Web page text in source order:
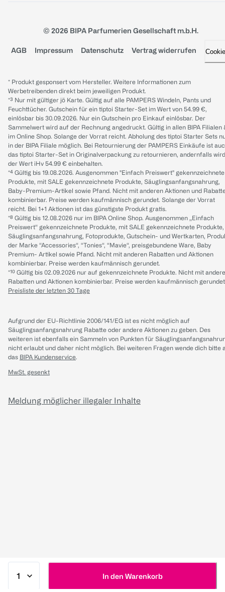
In den Warenkorb
© 2026 BIPA Parfumerien Gesellschaft m.b.H.
AGB Impressum Datenschutz Vertrag widerrufen
* Produkt gesponsert vom Hersteller. Weitere Informationen zum
Werbetreibenden direkt beim jeweiligen Produkt.
*³ Nur mit gültiger jö Karte. Gültig auf alle PAMPERS Windeln, Pants und
Feuchttücher. Gutschein für ein tiptoi Starter-Set im Wert von 54.99 €,
einlösbar bis 30.09.2026. Nur ein Gutschein pro Einkauf einlösbar. Der
Sammelwert wird auf der Rechnung angedruckt. Gültig in allen BIPA Filialen
im Online Shop. Solange der Vorrat reicht. Abholung des tiptoi Starter Sets
in der BIPA Filiale möglich. Bei Retournierung der PAMPERS Einkäufe ist
das tiptoi Starter-Set in Originalverpackung zu retournieren, andernfalls wird
der Wert iHv 54.99 € einbehalten.
*⁴ Gültig bis 19.08.2026. Ausgenommen "Einfach Preiswert" gekennzeichnete
Produkte, mit SALE gekennzeichnete Produkte, Säuglingsanfangsnahrung,
Baby-Premium-Artikel sowie Pfand. Nicht mit anderen Aktionen und
kombinierbar. Preise werden kaufmännisch gerundet. Solange der Vorrat
reicht. Bei 1+1 Aktionen ist das günstigste Produkt gratis.
*⁸ Gültig bis 12.08.2026 nur im BIPA Online Shop. Ausgenommen „Einfach
Preiswert“ gekennzeichnete Produkte, mit SALE gekennzeichnete Produkte,
Säuglingsanfangsnahrung, Fotoprodukte, Gutschein- und Wertkarten,
der Marke “Accessories“, “Tonies“, “Mavie“, preisgebundene Ware, Baby
Premium- Artikel sowie Pfand. Nicht mit anderen Rabatten und Aktionen
kombinierbar. Preise werden kaufmännisch gerundet.
*¹⁰ Gültig bis 02.09.2026 nur auf gekennzeichnete Produkte. Nicht mit
Rabatten und Aktionen kombinierbar. Preise werden kaufmännisch
Preisliste der letzten 30 Tage
Aufgrund der EU-Richtlinie 2006/141/EG ist es nicht möglich auf
Säuglingsanfangsnahrung Rabatte oder andere Aktionen zu geben. Des
weiteren ist ebenfalls ein Sammeln von Punkten für
nicht erlaubt und daher nicht möglich. Bei weiteren Fragen wende dich bitte
das BIPA Kundenservice.
MwSt. gesenkt
Meldung möglicher illegaler Inhalte